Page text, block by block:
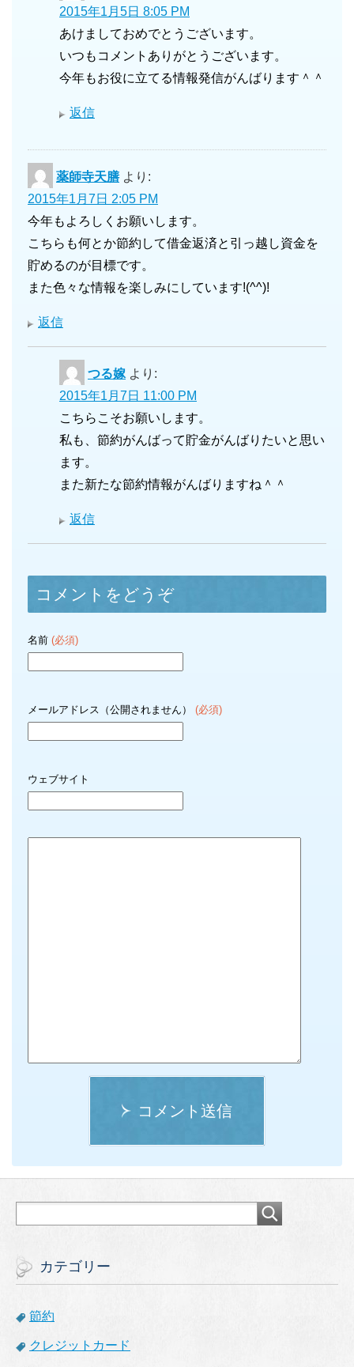
2015年1月5日 8:05 PM
あけましておめでとうございます。
いつもコメントありがとうございます。
今年もお役に立てる情報発信がんばります＾＾
返信
薬師寺天膳 より:
2015年1月7日 2:05 PM
今年もよろしくお願いします。
こちらも何とか節約して借金返済と引っ越し資金を
貯めるのが目標です。
また色々な情報を楽しみにしています!(^^)!
返信
つる嫁 より:
2015年1月7日 11:00 PM
こちらこそお願いします。
私も、節約がんばって貯金がんばりたいと思い
ます。
また新たな節約情報がんばりますね＾＾
返信
コメントをどうぞ
名前 (必須)
メールアドレス（公開されません） (必須)
ウェブサイト
コメント送信
カテゴリー
節約
クレジットカード